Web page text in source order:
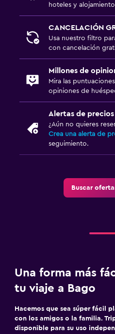
hoteles y
CANCELACIÓN
Usa nuestro filtro
con cancelación
Millones de
Mira las
opiniones de
Alertas de precios
¿Aún no quieres
Crea una alerta de
seguimiento.
Buscar
Una forma más
tu viaje a Bago
Hacemos que sea súper fácil
con los amigos o la familia.
disponible para su uso